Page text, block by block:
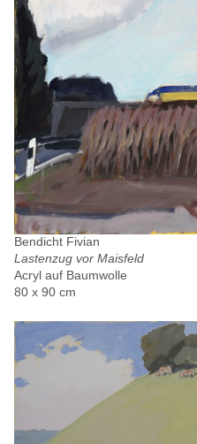
Bendicht Fivian
Lastenzug vor Maisfeld
Acryl auf Baumwolle
80 x 90 cm